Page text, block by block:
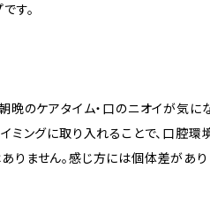
す。
晩のケアタイム・口のニオイが気に
ミングに取り入れることで、口腔
ません。感じ方には個体差があり